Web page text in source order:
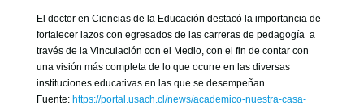
El doctor en Ciencias de la Educación destacó la importancia de
fortalecer lazos con egresados de las carreras de pedagogía a
través de la Vinculación con el Medio, con el fin de contar con
una visión más completa de lo que ocurre en las diversas
instituciones educativas en las que se desempeñan.
Fuente: https://portal.usach.cl/news/academico-nuestra-casa-